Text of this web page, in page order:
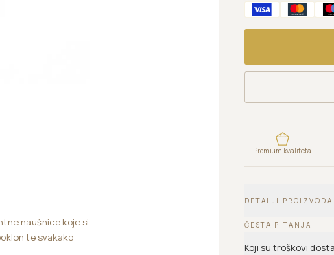
naušnice koje si
te svakako
Premium kvaliteta
DETALJI PROIZVODA
ČESTA PITANJA
Koji su troškovi